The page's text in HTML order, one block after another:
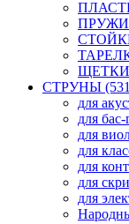
ЩЕТКИ
СТРУНЫ
для
для
для
для
для
для
для